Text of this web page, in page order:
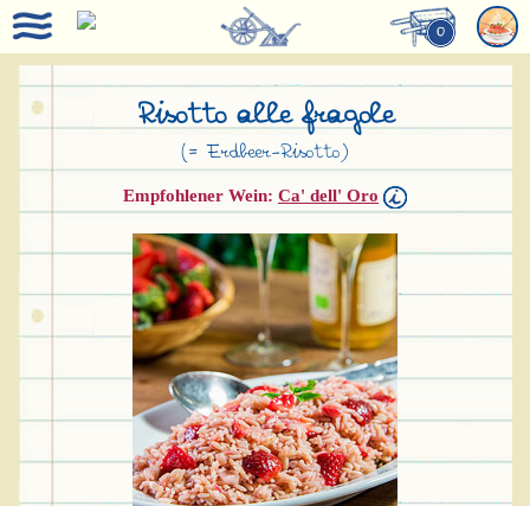
0
Risotto alle fragole
(= Erdbeer-Risotto)
Empfohlener Wein: Ca' dell' Oro